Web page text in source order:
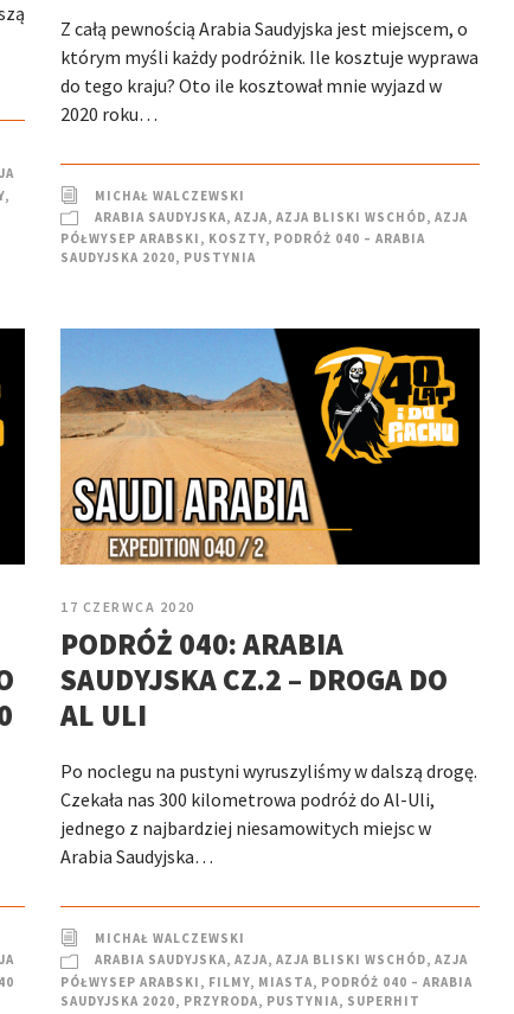
,
Z całą pewnością Arabia Saudyjska jest miejscem, o
którym myśli każdy podróżnik. Ile kosztuje wyprawa
do tego kraju? Oto ile kosztował mnie wyjazd w
2020 roku…
MICHAŁ WALCZEWSKI
ARABIA SAUDYJSKA, AZJA, AZJA BLISKI WSCHÓD, AZJA
PÓŁWYSEP ARABSKI , KOSZTY, PODRÓŻ 040 – ARABIA
SAUDYJSKA 2020, PUSTYNIA
17 CZERWCA 2020
PODRÓŻ 040: ARABIA
SAUDYJSKA CZ.2 – DROGA DO
AL ULI
Po noclegu na pustyni wyruszyliśmy w dalszą drogę.
Czekała nas 300 kilometrowa podróż do Al-Uli,
jednego z najbardziej niesamowitych miejsc w
Arabia Saudyjska…
MICHAŁ WALCZEWSKI
ARABIA SAUDYJSKA, AZJA, AZJA BLISKI WSCHÓD, AZJA
PÓŁWYSEP ARABSKI , FILMY, MIASTA, PODRÓŻ 040 – ARABIA
SAUDYJSKA 2020, PRZYRODA, PUSTYNIA, SUPERHIT